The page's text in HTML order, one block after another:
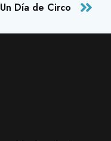
Un Día de Circo